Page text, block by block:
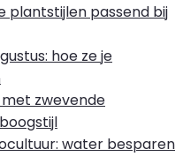
plantstijlen passend bij
hoe ze je
zwevende
water besparen